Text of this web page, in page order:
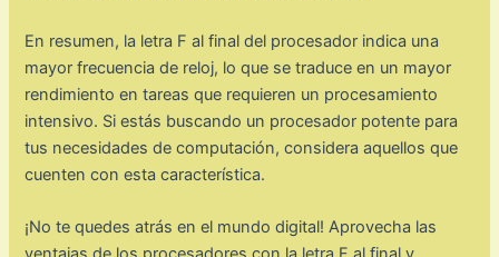
En resumen, la letra F al final del procesador indica una
mayor frecuencia de reloj, lo que se traduce en un mayor
rendimiento en tareas que requieren un procesamiento
intensivo. Si estás buscando un procesador potente para
tus necesidades de computación, considera aquellos que
cuenten con esta característica.
¡No te quedes atrás en el mundo digital! Aprovecha las